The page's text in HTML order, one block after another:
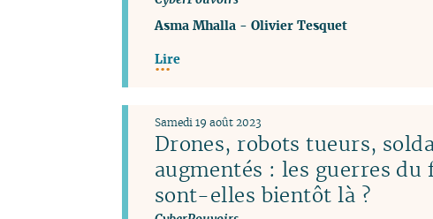
Asma Mhalla- Olivier Tesquet
Lire
Drones, robots tueurs,
augmentés : les guerres
sont-elles bientôt là ?
Samedi 19 août 2023